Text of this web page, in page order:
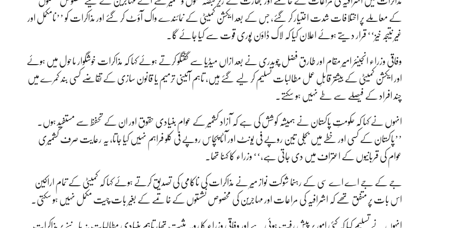
کے معاملے پر اختلافات شدت اختیار کر گئے، جس کے بعد ایکشن کمیٹی کے نمائندے واک آؤٹ کر گئے اور مذاکرات کو ’’نامکمل اور
غیر نتیجہ خیز‘‘ قرار دیتے ہوئے اعلان کیا کہ لاک ڈاؤن پوری قوت سے کیا جائے گا۔
وفاقی وزراء انجینئر امیر مقام اور طارق فضل چوہدری نے بعد ازاں میڈیا سے گفتگو کرتے ہوئے کہا کہ مذاکرات خوشگوار ماحول میں ہوئے
اور ایکشن کمیٹی کے بیشتر قابلِ عمل مطالبات تسلیم کر لیے گئے ہیں، تاہم آئینی ترمیم یا قانون سازی کے تقاضے کسی بند کمرے میں
چند افراد کے فیصلے سے طے نہیں ہو سکتے۔
انہوں نے کہا کہ حکومتِ پاکستان نے ہمیشہ کوشش کی ہے کہ آزاد کشمیر کے عوام بنیادی حقوق اور ان کے تحفظ سے مستفید ہوں۔
’’پاکستان کے کسی اور خطے میں بجلی تین روپے فی یونٹ اور آٹا پچاس روپے فی کلو فراہم نہیں کیا جاتا، یہ رعایت صرف کشمیری
عوام کی قربانیوں کے اعتراف میں دی جاتی ہے،‘‘ وزراء کا کہنا تھا۔
جے کے جے اے اے سی کے رہنما شوکت نواز میر نے مذاکرات کی ناکامی کی تصدیق کرتے ہوئے کہا کہ کمیٹی کے تمام اراکین
اس بات پر متفق تھے کہ اشرافیہ کی مراعات اور مہاجرین کی مخصوص نشستوں کے خاتمے کے بغیر بات چیت مکمل نہیں ہو سکتی۔
انہوں نے تسلیم کیا کہ کئی امور پر پیش رفت ہوئی ہے اور وفاقی وزراء کا رویہ مثبت تھا، تاہم بنیادی مطالبات نہ ماننے پر مذاکرات